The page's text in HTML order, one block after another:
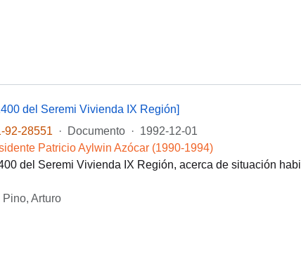
del Seremi Vivienda IX Región]
92-28551
· Documento · 1992-12-01
Patricio Aylwin Azócar (1990-1994)
del Seremi Vivienda IX Región, acerca de situación
Arturo